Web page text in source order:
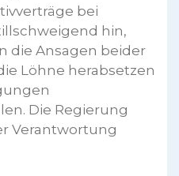
bei
hin,
die Ansagen beider
Löhne herabsetzen
Die Regierung
Verantwortung